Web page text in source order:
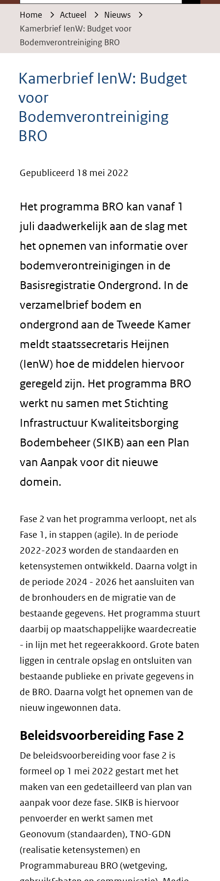
Home Actueel
Nieuws
Kamerbrief IenW: Budget voor
Bodemverontreiniging BRO
Kamerbrief IenW: Budget
voor
Bodemverontreiniging
BRO
Gepubliceerd 18 mei 2022
Het programma BRO kan vanaf 1
juli daadwerkelijk aan de slag met
het opnemen van informatie over
bodemverontreinigingen in de
Basisregistratie Ondergrond. In de
verzamelbrief bodem en
ondergrond aan de Tweede Kamer
meldt staatssecretaris Heijnen
(IenW) hoe de middelen hiervoor
geregeld zijn. Het programma BRO
werkt nu samen met Stichting
Infrastructuur Kwaliteitsborging
Bodembeheer (SIKB) aan een Plan
van Aanpak voor dit nieuwe
domein.
Fase 2 van het programma verloopt, net als
Fase 1, in stappen (agile). In de periode
2022-2023 worden de standaarden en
ketensystemen ontwikkeld. Daarna volgt in
de periode 2024 - 2026 het aansluiten van
de bronhouders en de migratie van de
bestaande gegevens. Het programma stuurt
daarbij op maatschappelijke waardecreatie
- in lijn met het regeerakkoord. Grote baten
liggen in centrale opslag en ontsluiten van
bestaande publieke en private gegevens in
de BRO. Daarna volgt het opnemen van de
nieuw ingewonnen data.
Beleidsvoorbereiding Fase 2
De beleidsvoorbereiding voor fase 2 is
formeel op 1 mei 2022 gestart met het
maken van een gedetailleerd van plan van
aanpak voor deze fase. SIKB is hiervoor
penvoerder en werkt samen met
Geonovum (standaarden), TNO-GDN
(realisatie ketensystemen) en
Programmabureau BRO (wetgeving,